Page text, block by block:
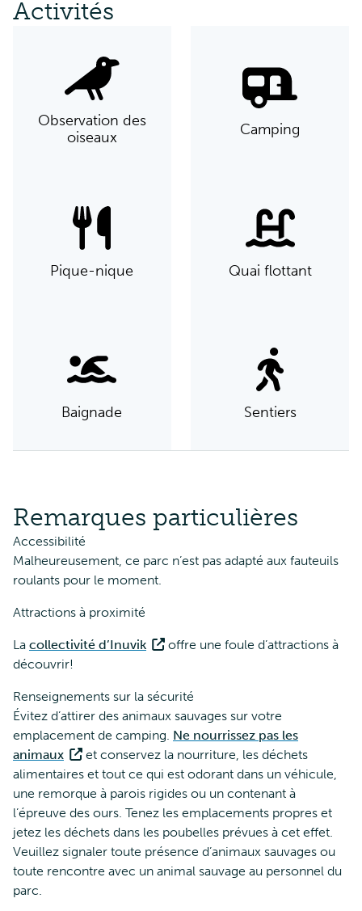
Activités
Observation des
oiseaux
Camping
Pique-nique Quai flottant
Baignade Sentiers
Remarques particulières
Accessibilité
Malheureusement, ce parc n’est pas adapté aux fauteuils
roulants pour le moment.
Attractions à proximité
La collectivité d’Inuvik
offre une foule d’attractions à
découvrir!
Renseignements sur la sécurité
Évitez d’attirer des animaux sauvages sur votre
emplacement de camping. Ne nourrissez pas les
animaux
et conservez la nourriture, les déchets
alimentaires et tout ce qui est odorant dans un véhicule,
une remorque à parois rigides ou un contenant à
l’épreuve des ours. Tenez les emplacements propres et
jetez les déchets dans les poubelles prévues à cet effet.
Veuillez signaler toute présence d’animaux sauvages ou
toute rencontre avec un animal sauvage au personnel du
parc.